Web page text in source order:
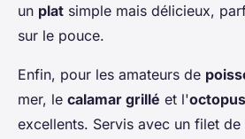
un plat simple mais délicieux,
sur le pouce.
Enfin, pour les amateurs de
mer, le calamar grillé et l'octopus
excellents. Servis avec un filet